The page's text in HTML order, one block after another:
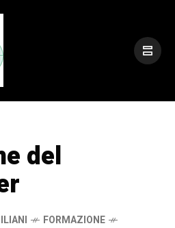
del
FORMAZIONE